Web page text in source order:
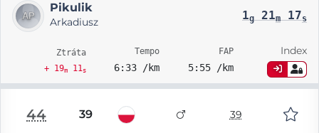
Pikulik
Arkadiusz 1g21m17s
Ztráta
+ 19m11s
Tempo
6:33 /km
FAP
5:55 /km
Index
44 39 39